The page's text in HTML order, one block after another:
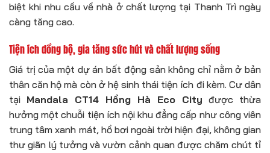
biệt khi nhu cầu về nhà ở chất lượng tại Thanh Trì ngày
càng tăng cao.
Tiện ích đồng bộ, gia tăng sức hút và chất lượng sống
Giá trị của một dự án bất động sản không chỉ nằm ở bản
thân căn hộ mà còn ở hệ sinh thái tiện ích đi kèm. Cư dân
tại Mandala CT14 Hồng Hà Eco City được thừa
hưởng một chuỗi tiện ích nội khu đẳng cấp như công viên
trung tâm xanh mát, hồ bơi ngoài trời hiện đại, không gian
thư giãn lý tưởng và vườn cảnh quan được chăm chút tỉ